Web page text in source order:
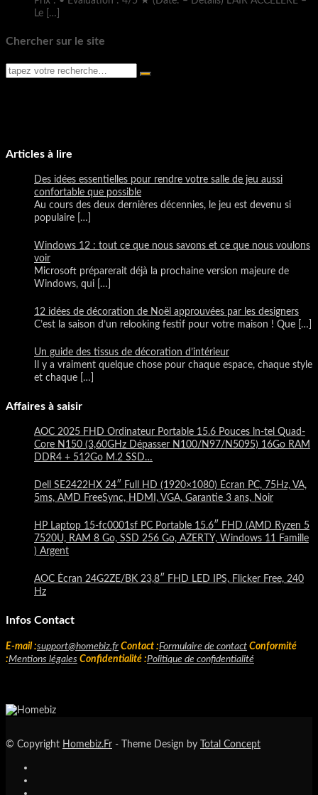
Le
[…]
Chercher sur le site
Articles à lire
Des idées essentielles pour rendre votre salle de jeu aussi
confortable que possible
Au cours des deux dernières décennies, le jeu est devenu si
populaire
[…]
Windows 12 : tout ce que nous savons et ce que nous voulons
voir
Microsoft préparerait déjà la prochaine version majeure de
Windows, qui
[…]
12 idées de décoration de Noël approuvées par les designers
C’est la saison d’un relooking festif pour votre maison ! Que
[…]
Un guide des tissus de décoration d’intérieur
Il y a vraiment quelque chose pour chaque espace, chaque style
et chaque
[…]
Affaires à saisir
AOC 2025 FHD Ordinateur Portable 15.6 Pouces ln-tel Quad-
Core N150 (3,60GHz Dépasser N100/N97/N5095) 16Go RAM
DDR4 + 512Go M.2 SSD…
Dell SE2422HX 24″ Full HD (1920×1080) Écran PC, 75Hz, VA,
5ms, AMD FreeSync, HDMI, VGA, Garantie 3 ans, Noir
HP Laptop 15-fc0001sf PC Portable 15.6″ FHD (AMD Ryzen 5
7520U, RAM 8 Go, SSD 256 Go, AZERTY, Windows 11 Famille
) Argent
AOC Écran 24G2ZE/BK 23,8″ FHD LED IPS, Flicker Free, 240
Hz
Infos Contact
E-mail :support@homebiz.fr Contact :Formulaire de contact Conformité
:Mentions légales Confidentialité :Politique de confidentialité
© Copyright Homebiz.Fr - Theme Design by Total Concept